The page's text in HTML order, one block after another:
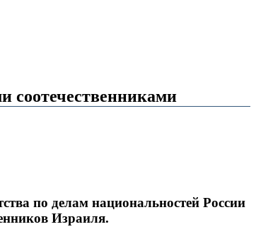
соотечественниками
по делам национальностей России
Израиля.